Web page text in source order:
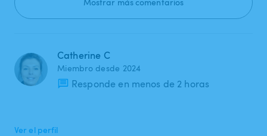
Catherine C
Miembro desde 2024
Responde en menos de 2 horas
Ver el perfil